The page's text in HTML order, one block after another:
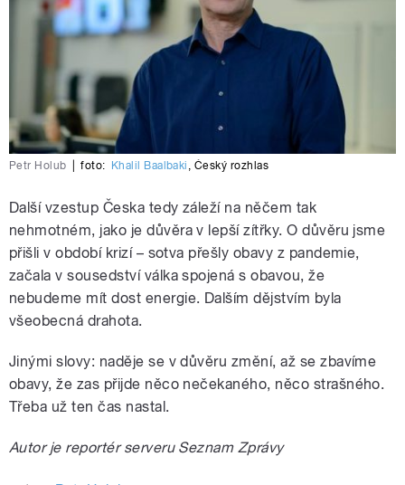
Petr Holub foto: Khalil Baalbaki Český rozhlas
Další vzestup Česka tedy záleží na něčem tak
nehmotném, jako je důvěra v lepší zítřky. O důvěru jsme
přišli v období krizí – sotva přešly obavy z pandemie,
začala v sousedství válka spojená s obavou, že
nebudeme mít dost energie. Dalším dějstvím byla
všeobecná drahota.
Jinými slovy: naděje se v důvěru změní, až se zbavíme
obavy, že zas přijde něco nečekaného, něco strašného.
Třeba už ten čas nastal.
Autor je reportér serveru Seznam Zprávy